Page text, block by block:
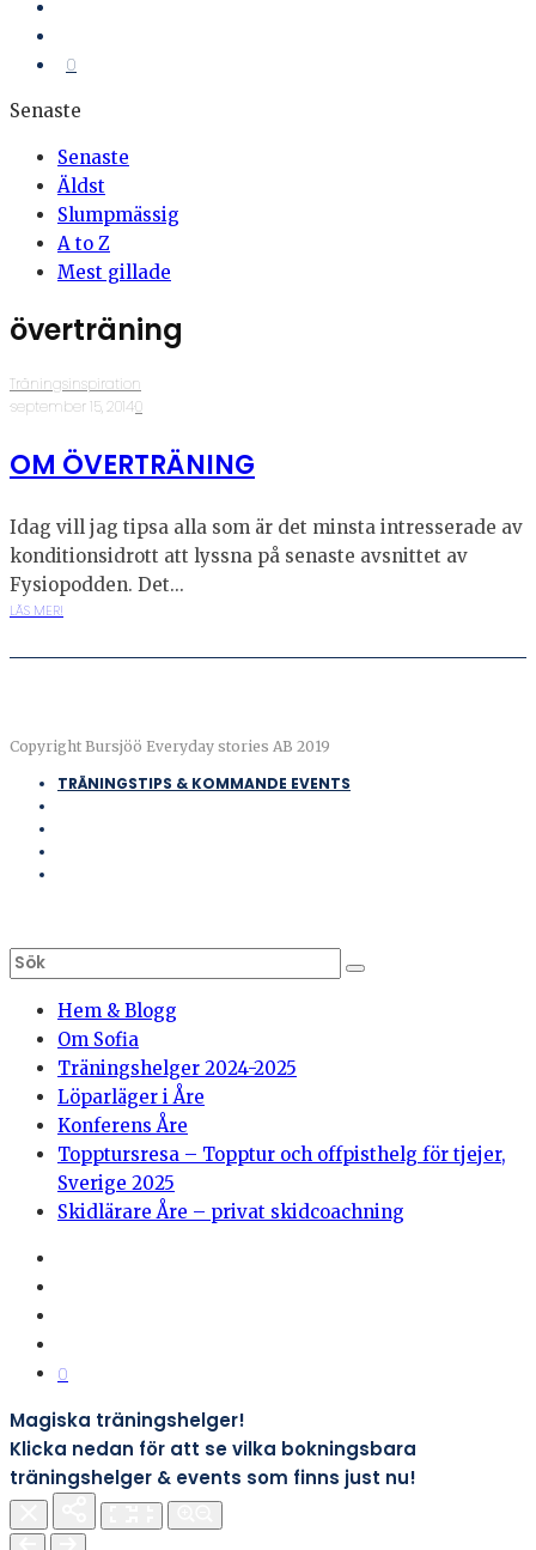
0
Senaste
Senaste
Äldst
Slumpmässig
A to Z
Mest gillade
överträning
Träningsinspiration
·september 15, 2014·0
OM ÖVERTRÄNING
Idag vill jag tipsa alla som är det minsta intresserade av
konditionsidrott att lyssna på senaste avsnittet av
Fysiopodden. Det...
LÄS MER!
Copyright Bursjöö Everyday stories AB 2019
TRÄNINGSTIPS & KOMMANDE EVENTS
Hem & Blogg
Om Sofia
Träningshelger 2024-2025
Löparläger i Åre
Konferens Åre
Topptursresa – Topptur och offpisthelg för tjejer,
Sverige 2025
Skidlärare Åre – privat skidcoachning
0
Magiska träningshelger!
Klicka nedan för att se vilka bokningsbara
träningshelger & events som finns just nu!